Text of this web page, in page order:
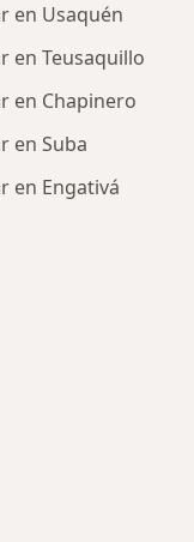
en Usaquén
en Teusaquillo
en Chapinero
en Suba
en Engativá